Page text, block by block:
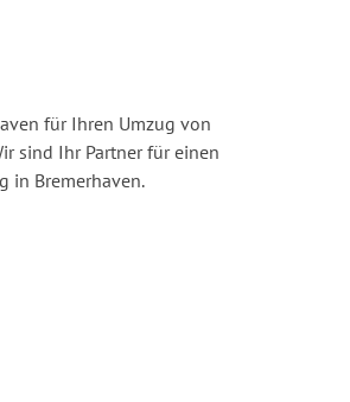
für Ihren Umzug von
sind Ihr Partner für einen
in Bremerhaven.